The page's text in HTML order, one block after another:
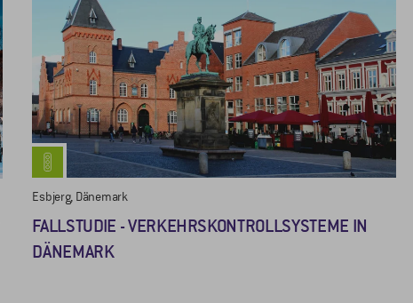
Esbjerg, Dänemark
FALLSTUDIE - VERKEHRSKONTROLLSYSTEME IN
DÄNEMARK